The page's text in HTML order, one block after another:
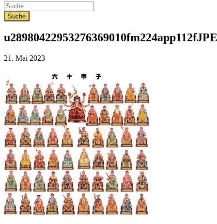
Veröffentlicht
21. Mai 2023